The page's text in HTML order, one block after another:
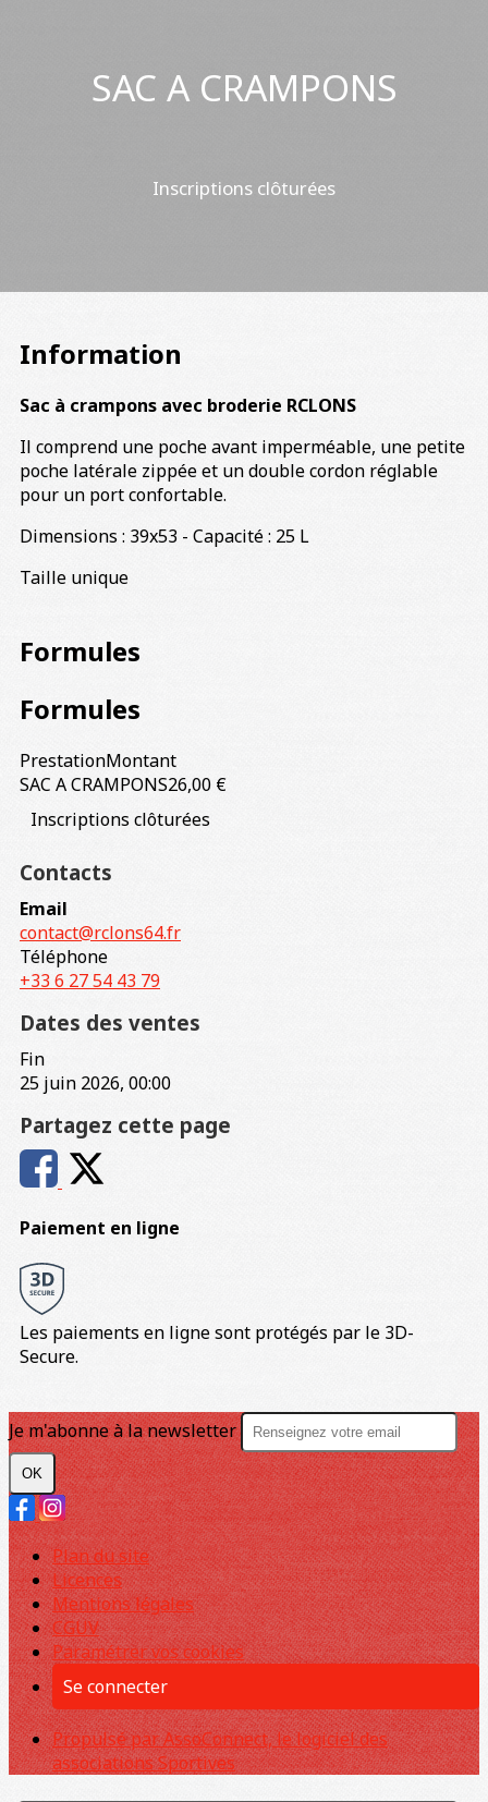
SAC A CRAMPONS
Inscriptions clôturées
Information
Sac à crampons avec broderie RCLONS
Il comprend une poche avant imperméable, une petite
poche latérale zippée et un double cordon réglable
pour un port confortable.
Dimensions : 39x53 - Capacité : 25 L
Taille unique
Formules
Formules
PrestationMontant
SAC A CRAMPONS26,00 €
Inscriptions clôturées
Contacts
Email
contact@rclons64.fr
Téléphone
+33 6 27 54 43 79
Dates des ventes
Fin
25 juin 2026, 00:00
Partagez cette page
Paiement en ligne
Les paiements en ligne sont protégés par le 3D-
Secure.
Je m'abonne à la newsletter
OK
Plan du site
Licences
Mentions légales
CGUV
Paramétrer vos cookies
Se connecter
Propulsé par AssoConnect, le logiciel des
associations Sportives